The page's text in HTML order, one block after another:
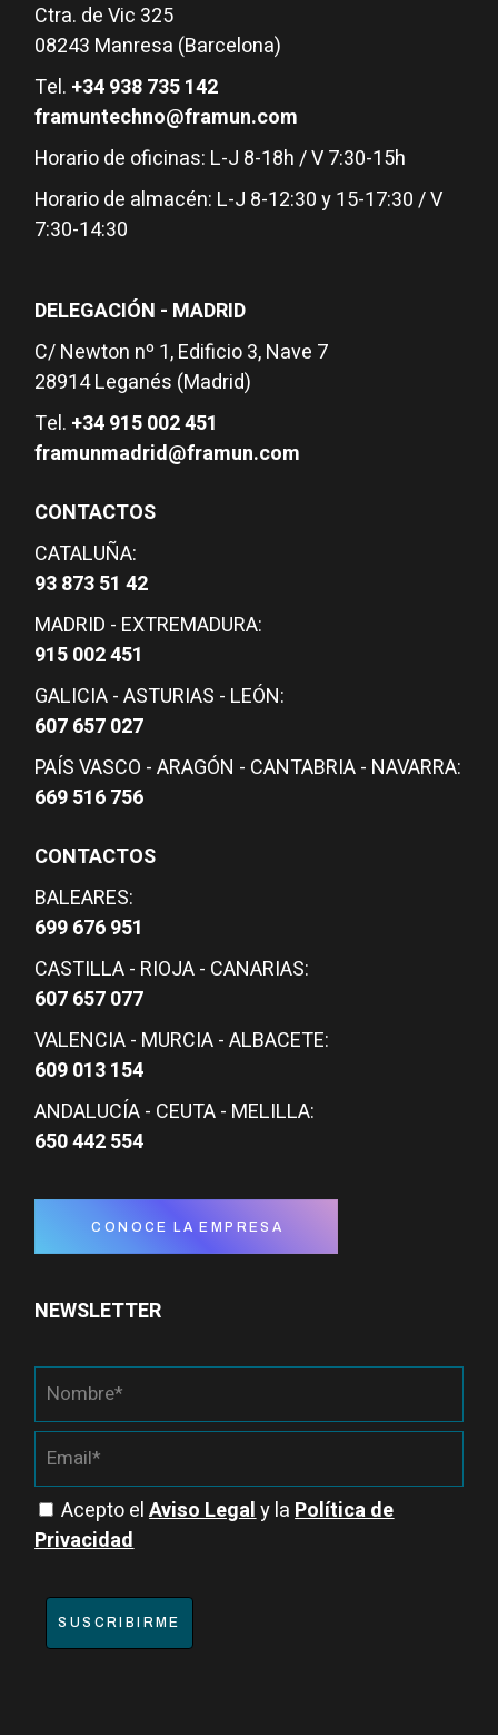
Ctra. de Vic 325
08243 Manresa (Barcelona)
Tel. +34 938 735 142
framuntechno@framun.com
Horario de oficinas: L-J 8-18h / V 7:30-15h
Horario de almacén: L-J 8-12:30 y 15-17:30 / V
7:30-14:30
DELEGACIÓN - MADRID
C/ Newton nº 1, Edificio 3, Nave 7
28914 Leganés (Madrid)
Tel. +34 915 002 451
framunmadrid@framun.com
CONTACTOS
CATALUÑA:
93 873 51 42
MADRID - EXTREMADURA:
915 002 451
GALICIA - ASTURIAS - LEÓN:
607 657 027
PAÍS VASCO - ARAGÓN - CANTABRIA - NAVARRA:
669 516 756
CONTACTOS
BALEARES:
699 676 951
CASTILLA - RIOJA - CANARIAS:
607 657 077
VALENCIA - MURCIA - ALBACETE:
609 013 154
ANDALUCÍA - CEUTA - MELILLA:
650 442 554
CONOCE LA EMPRESA
NEWSLETTER
Acepto elAviso Legaly laPolítica de
Privacidad
SUSCRIBIRME